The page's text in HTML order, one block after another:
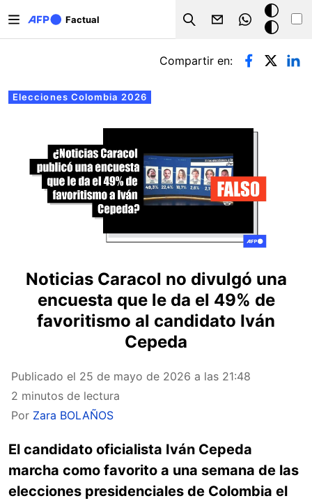
Factual
Search
Modo
oscuro
Solapas principales
Elecciones Colombia 2026
Compartir en:
Noticias Caracol no divulgó una
encuesta que le da el 49% de
favoritismo al candidato Iván
Cepeda
Publicado el 25 de mayo de 2026 a las 21:48
2 minutos de lectura
Por Zara BOLAÑOS
El candidato oficialista Iván Cepeda
marcha como favorito a una semana de las
elecciones presidenciales de Colombia el